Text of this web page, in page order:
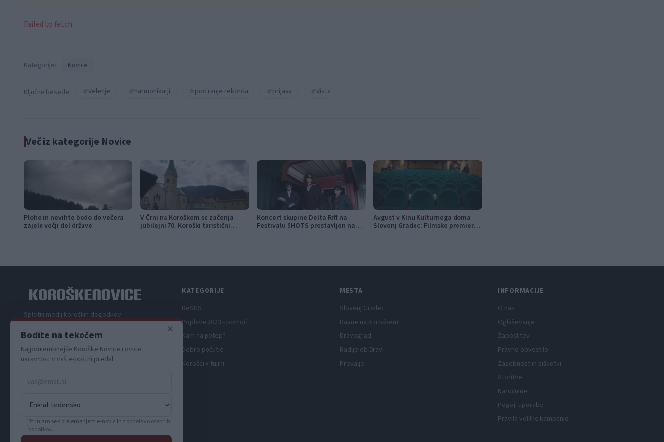
Failed to fetch
Kategorije: Novice
Ključne besede: Velenje harmonikarji podiranje rekorda prijava Vista
Več iz kategorije Novice
Plohe in nevihte bodo do večera
zajele večji del države
V Črni na Koroškem se začenja
jubilejni 70. Koroški turistični
Koncert skupine Delta Riff na
Festivalu SHOTS prestavljen na
Avgust v Kinu Kulturnega doma
Slovenj Gradec: Filmske premiere,
Spletni medij koroških dogodkov.
KATEGORIJE
DeSUS
Poplave 2023 - pomoč
Kam na potep?
Dobro počutje
Korošci v tujini
MESTA
Slovenj Gradec
Ravne na Koroškem
Dravograd
Radlje ob Dravi
Prevalje
INFORMACIJE
O nas
Oglaševanje
Zaposlitev
Pravno obvestilo
Zasebnost in piškotki
Storitve
Naročnine
Pogoji uporabe
Pravila volilne kampanje
×
Bodite na tekočem
Najpomembnejše Koroške Novice novice
naravnost v vaš e-poštni predal.
Strinjam se s prejemanjem e-novic in z obdelavo osebnih
podatkov.